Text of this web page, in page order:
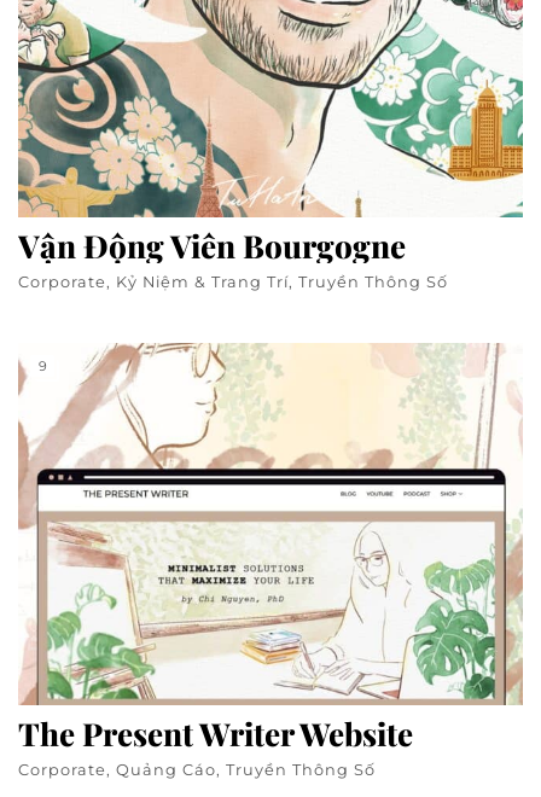
Vận Động Viên Bourgogne
Corporate, Kỷ Niệm & Trang Trí, Truyền Thông Số
9
The Present Writer Website
Corporate, Quảng Cáo, Truyền Thông Số